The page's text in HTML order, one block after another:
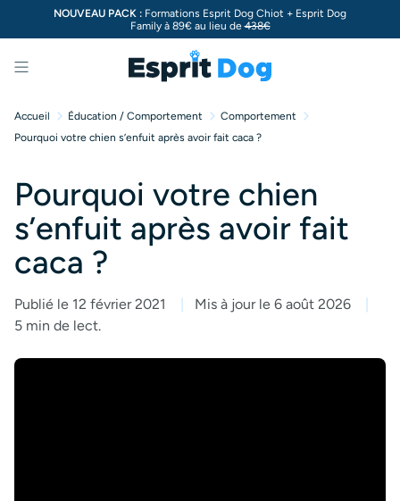
NOUVEAU PACK : Formations Esprit Dog Chiot + Esprit Dog
Family à 89€ au lieu de438€
Menu
Accueil Éducation / Comportement
Comportement
Pourquoi votre chien s’enfuit après avoir fait caca ?
Pourquoi votre chien
s’enfuit après avoir fait
caca ?
Publié le 12 février 2021
Mis à jour le 6 août 2026
5 min de lect.